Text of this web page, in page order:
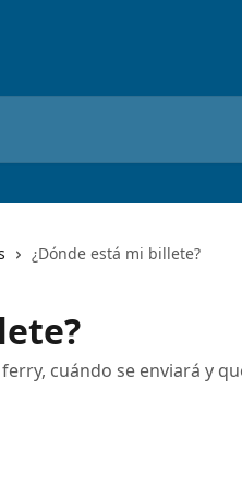
¿Dónde está mi billete?
cuándo se enviará y